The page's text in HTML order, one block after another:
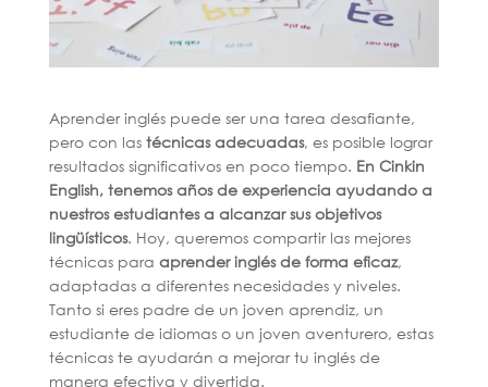
Aprender inglés puede ser una tarea desafiante,
pero con lastécnicas adecuadas, es posible lograr
resultados significativos en poco tiempo. En Cinkin
English, tenemos años de experiencia ayudando a
nuestros estudiantes a alcanzar sus objetivos
lingüísticos. Hoy, queremos compartir las mejores
técnicas para aprender inglés de forma eficaz,
adaptadas a diferentes necesidades y niveles.
Tanto si eres padre de un joven aprendiz, un
estudiante de idiomas o un joven aventurero, estas
técnicas te ayudarán a mejorar tu inglés de
manera efectiva y divertida.